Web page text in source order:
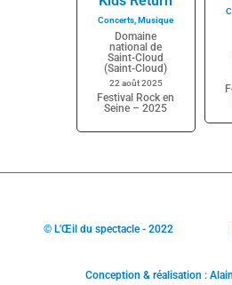
Concerts,Musique
Domaine
national de
Saint-Cloud
(Saint-Cloud)
22 août 2025
Festival Rock en
Seine – 2025
© L'Œil du spectacle - 2022
Conception & réalisation :